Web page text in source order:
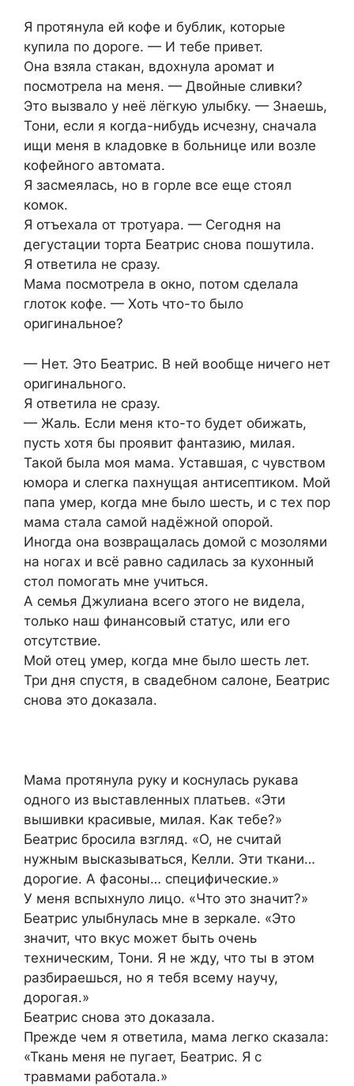
Я протянула ей кофе и бублик, которые
купила по дороге. — И тебе привет.
Она взяла стакан, вдохнула аромат и
посмотрела на меня. — Двойные сливки?
Это вызвало у неё лёгкую улыбку. — Знаешь,
Тони, если я когда-нибудь исчезну, сначала
ищи меня в кладовке в больнице или возле
кофейного автомата.
Я засмеялась, но в горле все еще стоял
комок.
Я отъехала от тротуара. — Сегодня на
дегустации торта Беатрис снова пошутила.
Я ответила не сразу.
Мама посмотрела в окно, потом сделала
глоток кофе. — Хоть что-то было
оригинальное?
— Нет. Это Беатрис. В ней вообще ничего нет
оригинального.
Я ответила не сразу.
— Жаль. Если меня кто-то будет обижать,
пусть хотя бы проявит фантазию, милая.
Такой была моя мама. Уставшая, с чувством
юмора и слегка пахнущая антисептиком. Мой
папа умер, когда мне было шесть, и с тех пор
мама стала самой надёжной опорой.
Иногда она возвращалась домой с мозолями
на ногах и всё равно садилась за кухонный
стол помогать мне учиться.
А семья Джулиана всего этого не видела,
только наш финансовый статус, или его
отсутствие.
Мой отец умер, когда мне было шесть лет.
Три дня спустя, в свадебном салоне, Беатрис
снова это доказала.
Мама протянула руку и коснулась рукава
одного из выставленных платьев. «Эти
вышивки красивые, милая. Как тебе?»
Беатрис бросила взгляд. «О, не считай
нужным высказываться, Келли. Эти ткани…
дорогие. А фасоны… специфические.»
У меня вспыхнуло лицо. «Что это значит?»
Беатрис улыбнулась мне в зеркале. «Это
значит, что вкус может быть очень
техническим, Тони. Я не жду, что ты в этом
разбираешься, но я тебя всему научу,
дорогая.»
Беатрис снова это доказала.
Прежде чем я ответила, мама легко сказала:
«Ткань меня не пугает, Беатрис. Я с
травмами работала.»